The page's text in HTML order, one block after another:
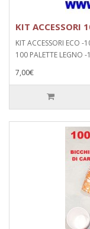
KIT ACCESSORI
KIT ACCESSORI ECO -
100 PALETTE LEGNO
7,00€